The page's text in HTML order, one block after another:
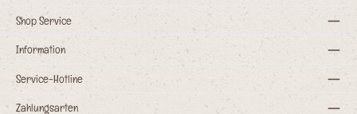
Shop Service
Information
Service-Hotline
Zahlungsarten